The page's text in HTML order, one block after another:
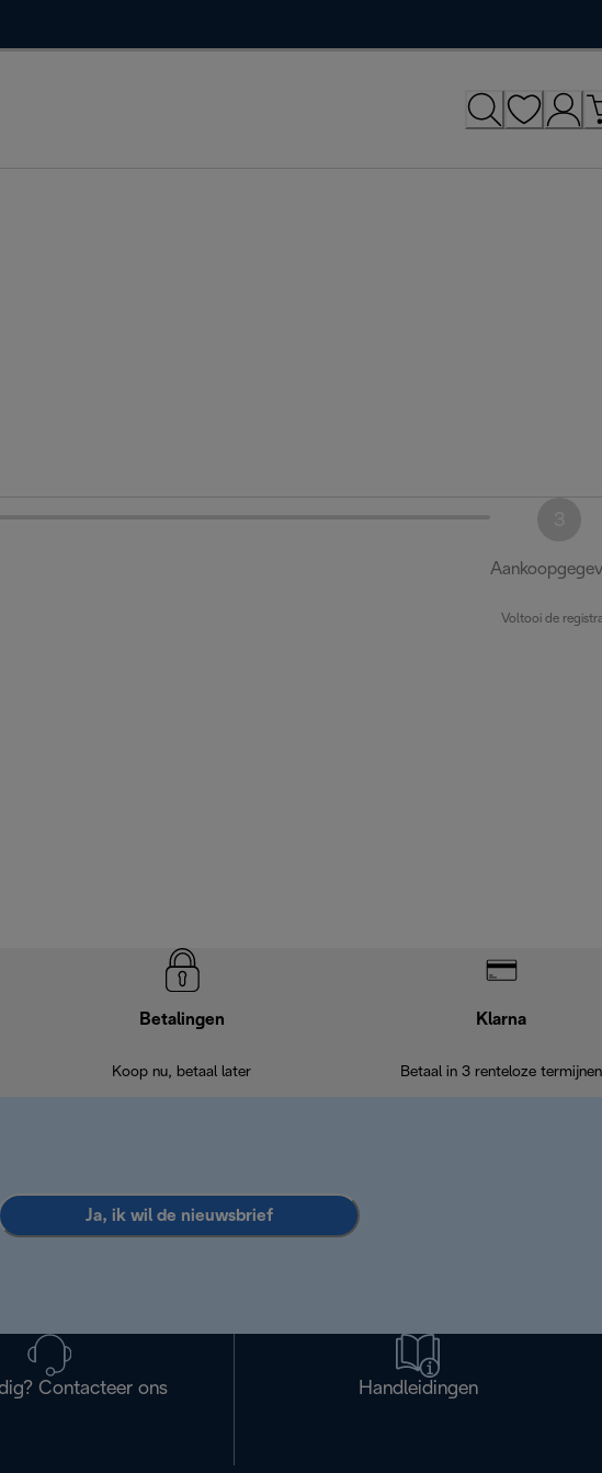
Voltooi de
Betalingen
Koop nu, betaal later
Klarna
Betaal in 3 renteloze termijnen
Ja, ik wil de nieuwsbrief
Contacteer ons Handleidingen